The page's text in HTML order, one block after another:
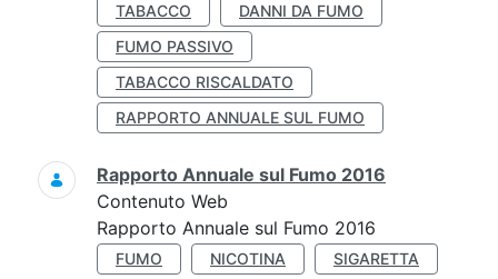
TABACCO
DANNI DA FUMO
FUMO PASSIVO
TABACCO RISCALDATO
RAPPORTO ANNUALE SUL FUMO
Rapporto Annuale sul Fumo 2016
Contenuto Web
Rapporto Annuale sul Fumo 2016
FUMO NICOTINA
SIGARETTA